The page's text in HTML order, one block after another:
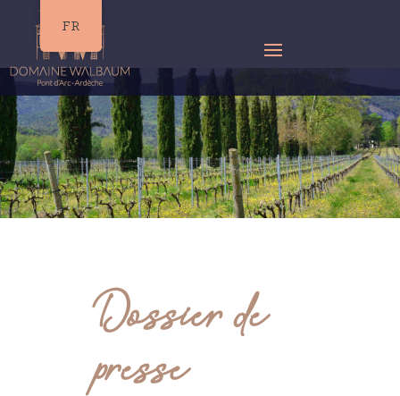
Dossier de
presse
FR